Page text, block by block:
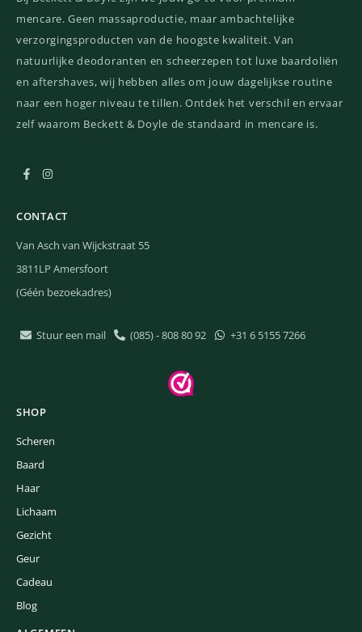
mencare. Geen massaproductie, maar ambachtelijke
verzorgingsproducten van de hoogste kwaliteit. Van
natuurlijke deodoranten en scheerzepen tot luxe baardoliën
en aftershaves, wij hebben alles om jouw dagelijkse routine
naar een hoger niveau te tillen. Ontdek het verschil en ervaar
zelf waarom Beckett & Doyle de standaard in mencare is.
CONTACT
Van Asch van Wijckstraat 55
3811LP Amersfoort
(Géén bezoekadres)
Stuur een mail (085) - 808 80 92 +31 6 5155 7266
SHOP
Scheren
Baard
Haar
Lichaam
Gezicht
Geur
Cadeau
Blog